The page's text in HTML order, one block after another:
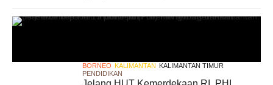
BORNEO KALIMANTAN KALIMANTAN TIMUR
PENDIDIKAN